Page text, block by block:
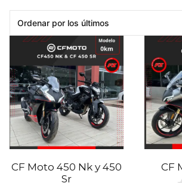
CF Moto 450 Nk y 450
Sr
CF